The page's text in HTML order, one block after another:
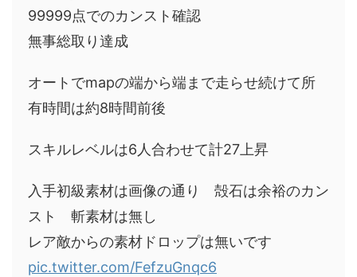
99999点でのカンスト確認
無事総取り達成
オートでmapの端から端まで走らせ続けて所
有時間は約8時間前後
スキルレベルは6人合わせて計27上昇
入手初級素材は画像の通り 殻石は余裕のカン
スト 斬素材は無し
レア敵からの素材ドロップは無いです
pic.twitter.com/FefzuGnqc6